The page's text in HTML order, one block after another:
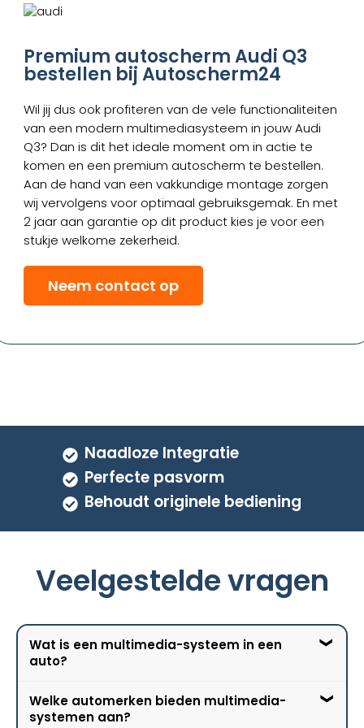
Premium autoscherm Audi Q3
bestellen bij Autoscherm24
Wil jij dus ook profiteren van de vele functionaliteiten
van een modern multimediasysteem in jouw Audi
Q3? Dan is dit het ideale moment om in actie te
komen en een premium autoscherm te bestellen.
Aan de hand van een vakkundige montage zorgen
wij vervolgens voor optimaal gebruiksgemak. En met
2 jaar aan garantie op dit product kies je voor een
stukje welkome zekerheid.
Neem contact op
Naadloze Integratie
Perfecte pasvorm
Behoudt originele bediening
Veelgestelde vragen
Wat is een multimedia-systeem in een
auto?
Een multimedia-systeem in een auto is een
geïntegreerd systeem dat entertainment-,
Welke automerken bieden multimedia-
systemen aan?